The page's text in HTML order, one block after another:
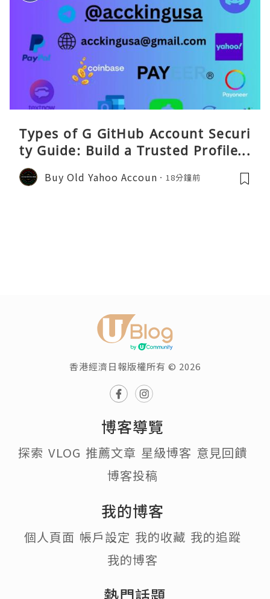
Types of G GitHub Account Securi
ty Guide: Build a Trusted Profile a
nd Protect Your DevitHub accoun
ts
Buy Old Yahoo Accoun 18分鐘前
香港經濟日報版權所有 © 2026
博客導覽
探索 VLOG 推薦文章 星級博客 意見回饋
博客投稿
我的博客
個人頁面 帳戶設定 我的收藏 我的追蹤
我的博客
熱門話題